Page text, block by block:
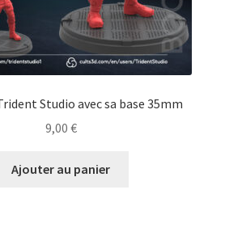
Studio avec sa base 35mm
9,00 €
Ajouter au panier